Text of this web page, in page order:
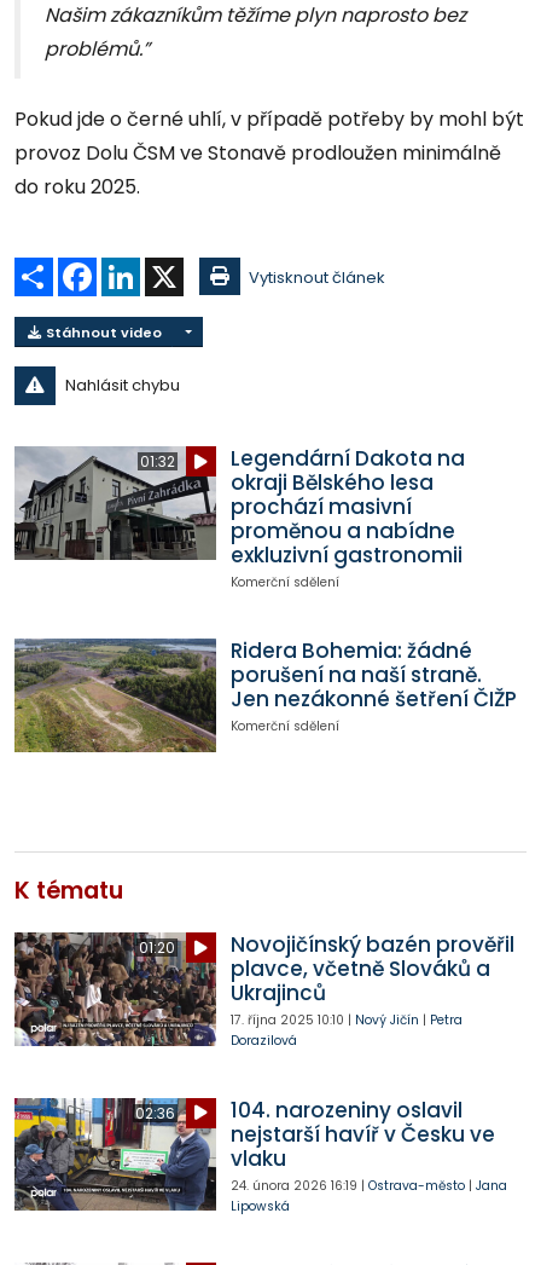
Našim zákazníkům těžíme plyn naprosto bez
problémů.”
Pokud jde o černé uhlí, v případě potřeby by mohl být
provoz Dolu ČSM ve Stonavě prodloužen minimálně
do roku 2025.
Sdílet Facebook
LinkedIn Vytisknout článek
Stáhnout video
Nahlásit chybu
01:32
Legendární Dakota na
okraji Bělského lesa
prochází masivní
proměnou a nabídne
exkluzivní gastronomii
Komerční sdělení
Ridera Bohemia: žádné
porušení na naší straně.
Jen nezákonné šetření ČIŽP
Komerční sdělení
K tématu
01:20
Novojičínský bazén prověřil
plavce, včetně Slováků a
Ukrajinců
17. října 2025 10:10 | Nový Jičín | Petra
Dorazilová
02:36
104. narozeniny oslavil
nejstarší havíř v Česku ve
vlaku
24. února 2026 16:19 | Ostrava-město| Jana
Lipowská